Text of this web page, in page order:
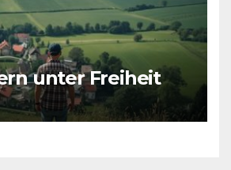
unter Freiheit